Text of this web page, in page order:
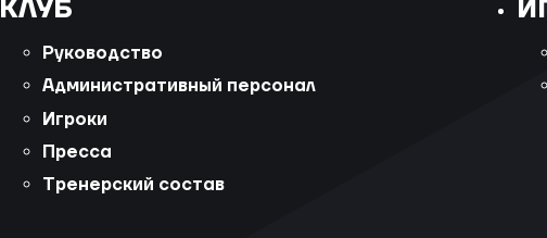
КЛУБ
Руководство
Административный персонал
Игроки
Пресса
Тренерский состав